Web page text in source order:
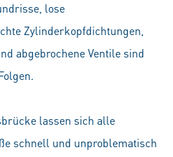
lose
Zylinderkopfdichtungen,
abgebrochene Ventile sind
lassen sich alle
schnell und unproblematisch